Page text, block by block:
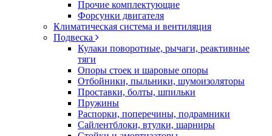
Прочие комплектующие
Форсунки двигателя
Климатическая система и вентиляция
Подвеска
Кулаки поворотные, рычаги, реактивные
тяги
Опоры стоек и шаровые опоры
Отбойники, пыльники, шумоизоляторы
Проставки, болты, шпильки
Пружины
Распорки, поперечины, подрамники
Сайлентблоки, втулки, шарниры